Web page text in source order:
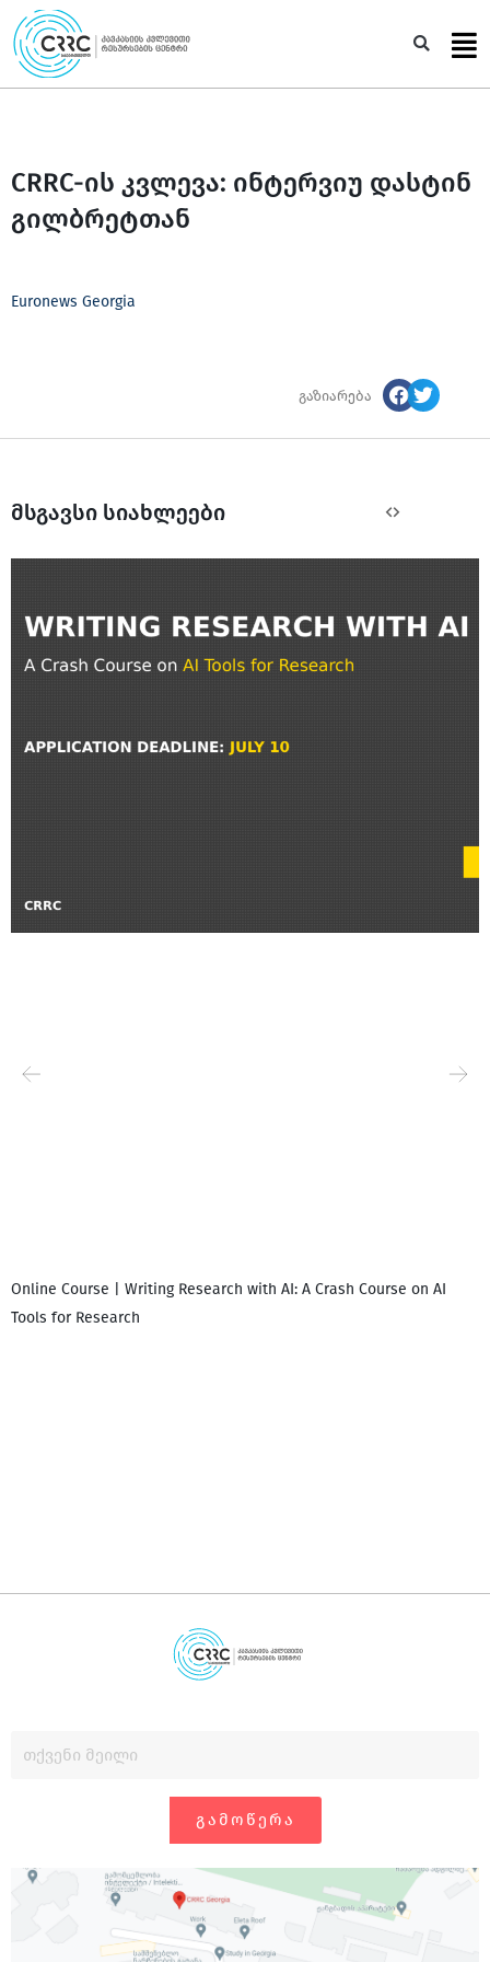
Skip
to
content
CRRC-ის კვლევა: ინტერვიუ დასტინ
გილბრეტთან
Euronews Georgia
გაზიარება
მსგავსი სიახლეები
Online Course | Writing Research with AI: A Crash Course on AI
Tools for Research
ᲒᲐᲛᲝᲬᲔᲠᲐ